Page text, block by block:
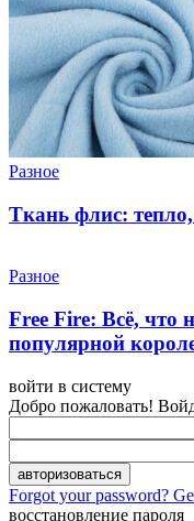
Разное
Ткань флис: тепло,
Разное
Free Fire: Всё, что
популярной
войти в систему
Добро пожаловать!
Forgot your password?
восстановление пароля